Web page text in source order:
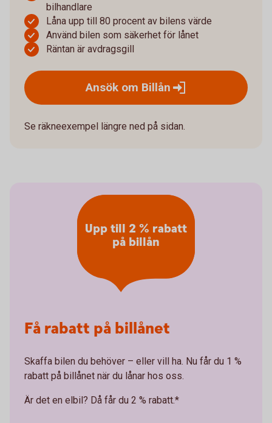
bilhandlare
Låna upp till 80 procent av bilens värde
Använd bilen som säkerhet för lånet
Räntan är avdragsgill
Ansök om Billån
Se räkneexempel längre ned på sidan.
Få rabatt på billånet
Skaffa bilen du behöver – eller vill ha. Nu får du 1 %
rabatt på billånet när du lånar hos oss.
Är det en elbil? Då får du 2 % rabatt.*
Upp till 2 % rabatt
på billån